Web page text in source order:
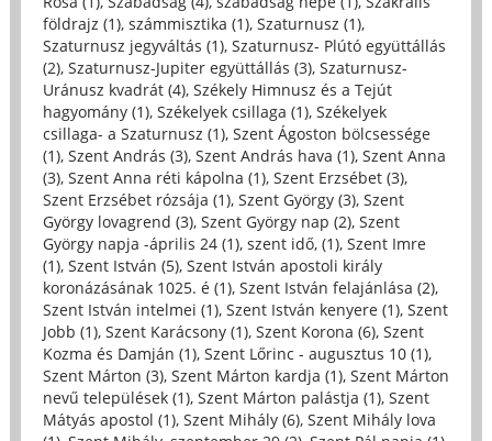
földrajz (1), számmisztika (1), Szaturnusz (1),
Szaturnusz jegyváltás (1), Szaturnusz- Plútó együttállás
(2), Szaturnusz-Jupiter együttállás (3), Szaturnusz-
Uránusz kvadrát (4), Székely Himnusz és a Tejút
hagyomány (1), Székelyek csillaga (1), Székelyek
csillaga- a Szaturnusz (1), Szent Ágoston bölcsessége
(1), Szent András (3), Szent András hava (1), Szent Anna
(3), Szent Anna réti kápolna (1), Szent Erzsébet (3),
Szent Erzsébet rózsája (1), Szent György (3), Szent
György lovagrend (3), Szent György nap (2), Szent
György napja -április 24 (1), szent idő, (1), Szent Imre
(1), Szent István (5), Szent István apostoli király
koronázásának 1025. é (1), Szent István felajánlása (2),
Szent István intelmei (1), Szent István kenyere (1), Szent
Jobb (1), Szent Karácsony (1), Szent Korona (6), Szent
Kozma és Damján (1), Szent Lőrinc - augusztus 10 (1),
Szent Márton (3), Szent Márton kardja (1), Szent Márton
nevű települések (1), Szent Márton palástja (1), Szent
Mátyás apostol (1), Szent Mihály (6), Szent Mihály lova